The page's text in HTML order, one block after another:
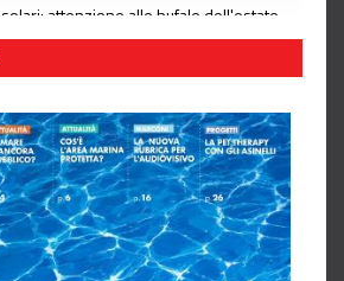
attenzione alle bufale dell'estate
Leggi tutto